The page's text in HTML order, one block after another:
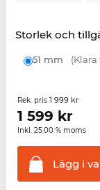
Storlek och
51 mm (Klara
Rek. pris 1 999 kr
1 599 kr
Inkl. 25.00 % moms
Lägg i